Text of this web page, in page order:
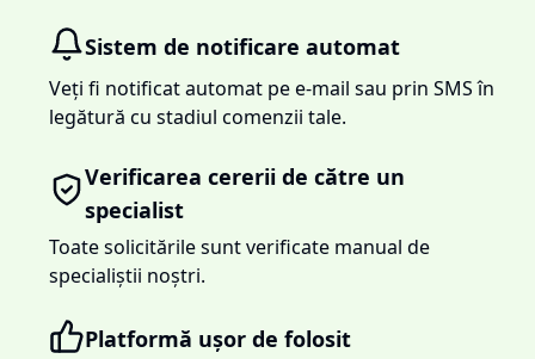
Sistem de notificare automat
Veți fi notificat automat pe e-mail sau prin SMS în
legătură cu stadiul comenzii tale.
Verificarea cererii de către un
specialist
Toate solicitările sunt verificate manual de
specialiștii noștri.
Platformă ușor de folosit